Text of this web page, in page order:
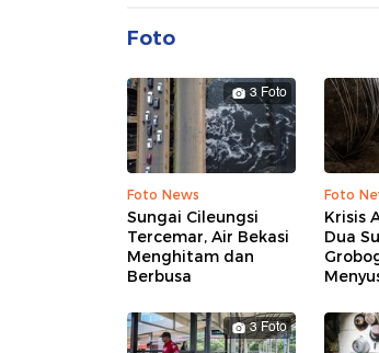
Foto
3 Foto
Foto News
Sungai Cileungsi
Tercemar, Air Bekasi
Menghitam dan
Berbusa
Foto
Krisis
Dua
3 Foto